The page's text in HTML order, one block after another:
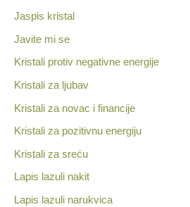
Jaspis kristal
Javite mi se
Kristali protiv negativne energije
Kristali za ljubav
Kristali za novac i financije
Kristali za pozitivnu energiju
Kristali za sreću
Lapis lazuli nakit
Lapis lazuli narukvica